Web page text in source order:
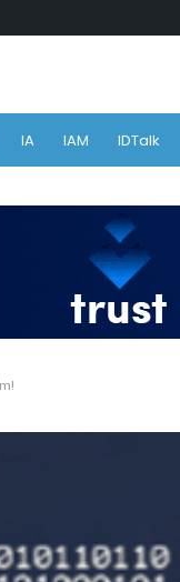
IA IAM IDTalk